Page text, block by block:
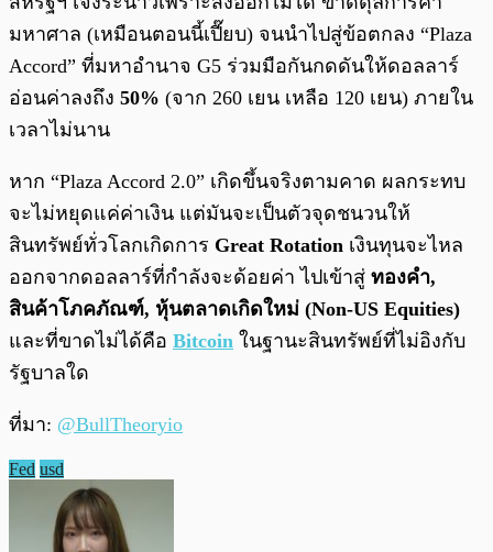
มหาศาล (เหมือนตอนนี้เปี๊ยบ) จนนำไปสู่ข้อตกลง “Plaza
Accord” ที่มหาอำนาจ G5 ร่วมมือกันกดดันให้ดอลลาร์
อ่อนค่าลงถึง 50% (จาก 260 เยน เหลือ 120 เยน) ภายใน
เวลาไม่นาน
หาก “Plaza Accord 2.0” เกิดขึ้นจริงตามคาด ผลกระทบ
จะไม่หยุดแค่ค่าเงิน แต่มันจะเป็นตัวจุดชนวนให้
สินทรัพย์ทั่วโลกเกิดการ Great Rotation เงินทุนจะไหล
ออกจากดอลลาร์ที่กำลังจะด้อยค่า ไปเข้าสู่ ทองคำ,
สินค้าโภคภัณฑ์, หุ้นตลาดเกิดใหม่ (Non-US Equities)
และที่ขาดไม่ได้คือ Bitcoin ในฐานะสินทรัพย์ที่ไม่อิงกับ
รัฐบาลใด
ที่มา: @BullTheoryio
Fed usd